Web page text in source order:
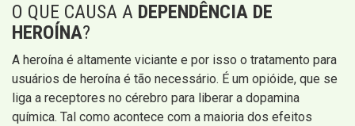
O QUE CAUSA A DEPENDÊNCIA DE
HEROÍNA?
A heroína é altamente viciante e por isso o tratamento para
usuários de heroína é tão necessário. É um opióide, que se
liga a receptores no cérebro para liberar a dopamina
química. Tal como acontece com a maioria dos efeitos